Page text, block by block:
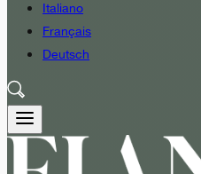
Italiano
Français
Deutsch